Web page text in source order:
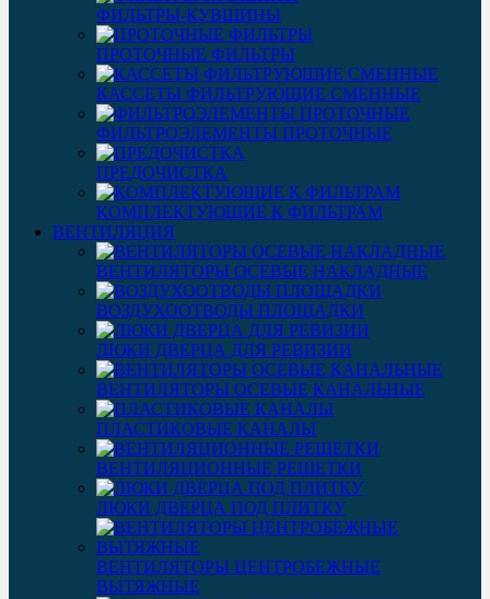
ФИЛЬТРЫ-КУВШИНЫ
ПРОТОЧНЫЕ ФИЛЬТРЫ
КАССЕТЫ ФИЛЬТРУЮЩИЕ СМЕННЫЕ
ФИЛЬТРОЭЛЕМЕНТЫ ПРОТОЧНЫЕ
ПРЕДОЧИСТКА
КОМПЛЕКТУЮЩИЕ К ФИЛЬТРАМ
ВЕНТИЛЯЦИЯ
ВЕНТИЛЯТОРЫ ОСЕВЫЕ НАКЛАДНЫЕ
ВОЗДУХООТВОДЫ ПЛОЩАДКИ
ЛЮКИ ДВЕРЦА ДЛЯ РЕВИЗИИ
ВЕНТИЛЯТОРЫ ОСЕВЫЕ КАНАЛЬНЫЕ
ПЛАСТИКОВЫЕ КАНАЛЫ
ВЕНТИЛЯЦИОННЫЕ РЕШЕТКИ
ЛЮКИ ДВЕРЦА ПОД ПЛИТКУ
ВЕНТИЛЯТОРЫ ЦЕНТРОБЕЖНЫЕ
ВЫТЯЖНЫЕ